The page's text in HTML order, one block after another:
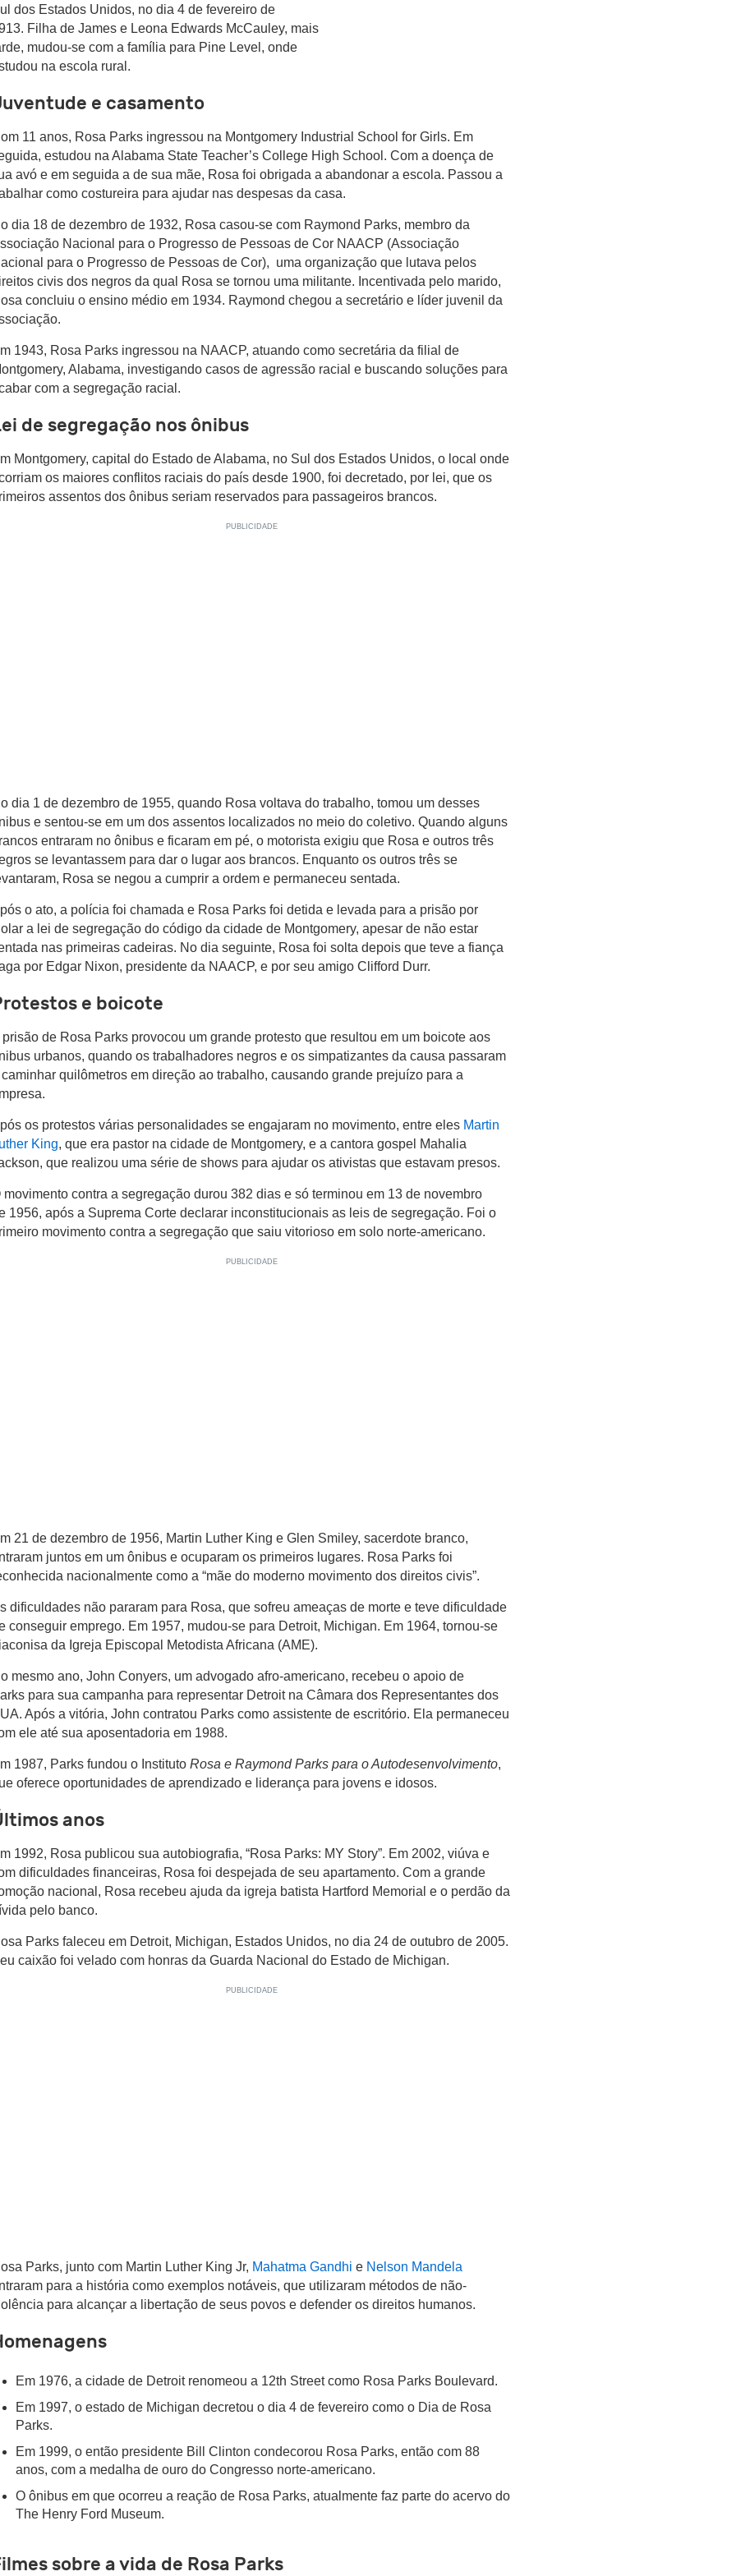
dos Estados Unidos, no dia 4 de fevereiro de
Filha de James e Leona Edwards McCauley, mais
mudou-se com a família para Pine Level, onde
na escola rural.
e casamento
11 anos, Rosa Parks ingressou na Montgomery Industrial School for Girls. Em
estudou na Alabama State Teacher’s College High School. Com a doença de
avó e em seguida a de sua mãe, Rosa foi obrigada a abandonar a escola. Passou a
como costureira para ajudar nas despesas da casa.
dia 18 de dezembro de 1932, Rosa casou-se com Raymond Parks, membro da
Nacional para o Progresso de Pessoas de Cor NAACP (Associação
para o Progresso de Pessoas de Cor), uma organização que lutava pelos
civis dos negros da qual Rosa se tornou uma militante. Incentivada pelo marido,
concluiu o ensino médio em 1934. Raymond chegou a secretário e líder juvenil da
1943, Rosa Parks ingressou na NAACP, atuando como secretária da filial de
Alabama, investigando casos de agressão racial e buscando soluções para
com a segregação racial.
de segregação nos ônibus
Montgomery, capital do Estado de Alabama, no Sul dos Estados Unidos, o local onde
os maiores conflitos raciais do país desde 1900, foi decretado, por lei, que os
assentos dos ônibus seriam reservados para passageiros brancos.
dia 1 de dezembro de 1955, quando Rosa voltava do trabalho, tomou um desses
e sentou-se em um dos assentos localizados no meio do coletivo. Quando alguns
entraram no ônibus e ficaram em pé, o motorista exigiu que Rosa e outros três
se levantassem para dar o lugar aos brancos. Enquanto os outros três se
Rosa se negou a cumprir a ordem e permaneceu sentada.
o ato, a polícia foi chamada e Rosa Parks foi detida e levada para a prisão por
a lei de segregação do código da cidade de Montgomery, apesar de não estar
nas primeiras cadeiras. No dia seguinte, Rosa foi solta depois que teve a fiança
por Edgar Nixon, presidente da NAACP, e por seu amigo Clifford Durr.
e boicote
prisão de Rosa Parks provocou um grande protesto que resultou em um boicote aos
urbanos, quando os trabalhadores negros e os simpatizantes da causa passaram
quilômetros em direção ao trabalho, causando grande prejuízo para a
os protestos várias personalidades se engajaram no movimento, entre eles Martin
King, que era pastor na cidade de Montgomery, e a cantora gospel Mahalia
que realizou uma série de shows para ajudar os ativistas que estavam presos.
movimento contra a segregação durou 382 dias e só terminou em 13 de novembro
1956, após a Suprema Corte declarar inconstitucionais as leis de segregação. Foi o
movimento contra a segregação que saiu vitorioso em solo norte-americano.
21 de dezembro de 1956, Martin Luther King e Glen Smiley, sacerdote branco,
juntos em um ônibus e ocuparam os primeiros lugares. Rosa Parks foi
nacionalmente como a “mãe do moderno movimento dos direitos civis”.
dificuldades não pararam para Rosa, que sofreu ameaças de morte e teve dificuldade
conseguir emprego. Em 1957, mudou-se para Detroit, Michigan. Em 1964, tornou-se
da Igreja Episcopal Metodista Africana (AME).
mesmo ano, John Conyers, um advogado afro-americano, recebeu o apoio de
para sua campanha para representar Detroit na Câmara dos Representantes dos
Após a vitória, John contratou Parks como assistente de escritório. Ela permaneceu
ele até sua aposentadoria em 1988.
1987, Parks fundou o Instituto Rosa e Raymond Parks para o Autodesenvolvimento,
oferece oportunidades de aprendizado e liderança para jovens e idosos.
anos
1992, Rosa publicou sua autobiografia, “Rosa Parks: MY Story”. Em 2002, viúva e
dificuldades financeiras, Rosa foi despejada de seu apartamento. Com a grande
nacional, Rosa recebeu ajuda da igreja batista Hartford Memorial e o perdão da
pelo banco.
Parks faleceu em Detroit, Michigan, Estados Unidos, no dia 24 de outubro de 2005.
caixão foi velado com honras da Guarda Nacional do Estado de Michigan.
Parks, junto com Martin Luther King Jr, Mahatma Gandhi e Nelson Mandela
para a história como exemplos notáveis, que utilizaram métodos de não-
para alcançar a libertação de seus povos e defender os direitos humanos.
Em 1976, a cidade de Detroit renomeou a 12th Street como Rosa Parks Boulevard.
Em 1997, o estado de Michigan decretou o dia 4 de fevereiro como o Dia de Rosa
Parks.
Em 1999, o então presidente Bill Clinton condecorou Rosa Parks, então com 88
anos, com a medalha de ouro do Congresso norte-americano.
O ônibus em que ocorreu a reação de Rosa Parks, atualmente faz parte do acervo do
The Henry Ford Museum.
sobre a vida de Rosa Parks